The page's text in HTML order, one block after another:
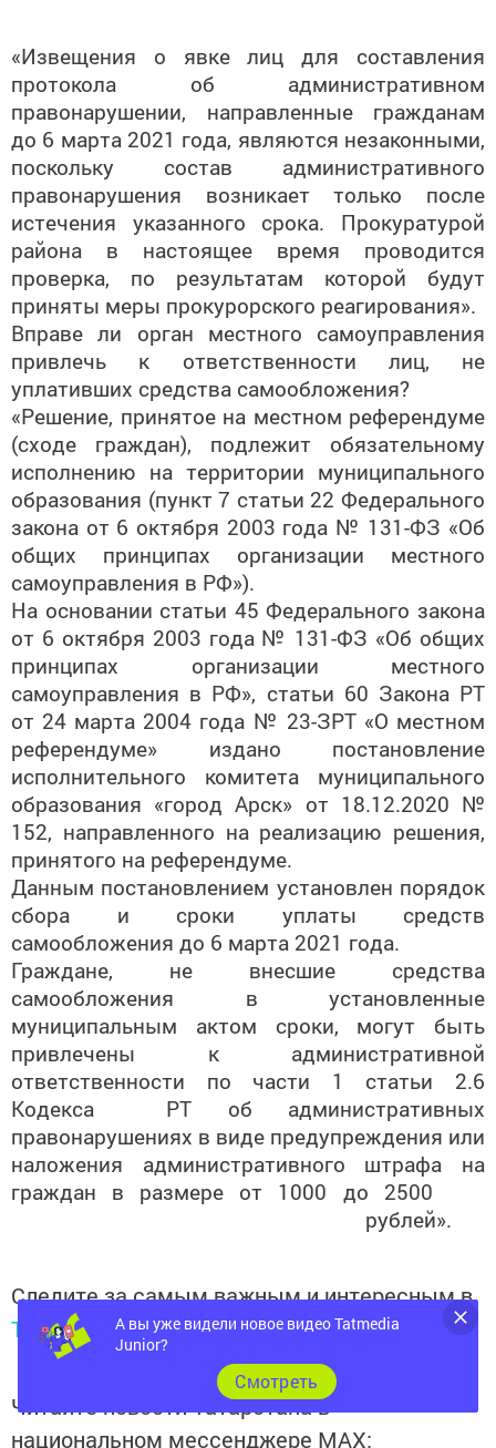
«Извещения о явке лиц для составления
протокола об административном
правонарушении, направленные гражданам
до 6 марта 2021 года, являются незаконными,
поскольку состав административного
правонарушения возникает только после
истечения указанного срока. Прокуратурой
района в настоящее время проводится
проверка, по результатам которой будут
приняты меры прокурорского реагирования».
Вправе ли орган местного самоуправления
привлечь к ответственности лиц, не
уплативших средства самообложения?
«Решение, принятое на местном референдуме
(сходе граждан), подлежит обязательному
исполнению на территории муниципального
образования (пункт 7 статьи 22 Федерального
закона от 6 октября 2003 года № 131-ФЗ «Об
общих принципах организации местного
самоуправления в РФ»).
На основании статьи 45 Федерального закона
от 6 октября 2003 года № 131-ФЗ «Об общих
принципах организации местного
самоуправления в РФ», статьи 60 Закона РТ
от 24 марта 2004 года № 23-ЗРТ «О местном
референдуме» издано постановление
исполнительного комитета муниципального
образования «город Арск» от 18.12.2020 №
152, направленного на реализацию решения,
принятого на референдуме.
Данным постановлением установлен порядок
сбора и сроки уплаты средств
самообложения до 6 марта 2021 года.
Граждане, не внесшие средства
самообложения в установленные
муниципальным актом сроки, могут быть
привлечены к административной
ответственности по части 1 статьи 2.6
Кодекса РТ об административных
правонарушениях в виде предупреждения или
наложения административного штрафа на
граждан в размере от 1000 до 2500
рублей».
Следите за самым важным и интересным в
Telegram-канале Татмедиа
Читайте новости Татарстана в
национальном мессенджере MАХ:
А вы уже видели новое видео Tatmedia
Junior?
Cмотреть